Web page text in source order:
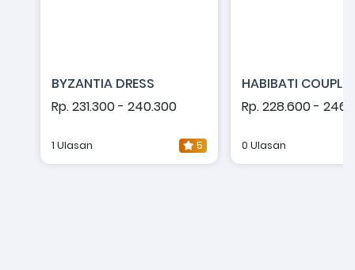
BYZANTIA DRESS
Rp. 231.300 - 240.300
1 Ulasan 5
HABIBATI COUPLE
Rp. 228.600 -
0 Ulasan